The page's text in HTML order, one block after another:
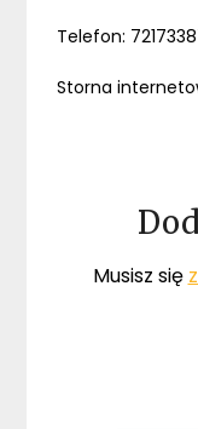
Telefon:
Storna
Musisz się